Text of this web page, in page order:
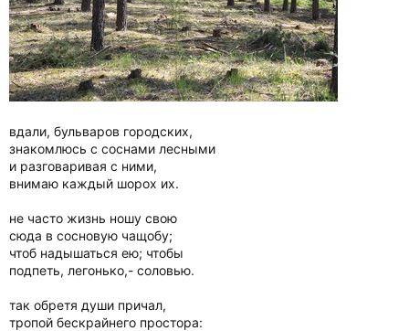
вдали, бульваров городских,
знакомлюсь с соснами лесными
и разговаривая с ними,
внимаю каждый шорох их.
не часто жизнь ношу свою
сюда в сосновую чащобу;
чтоб надышаться ею; чтобы
подпеть, легонько,- соловью.
так обретя души причал,
тропой бескрайнего простора: